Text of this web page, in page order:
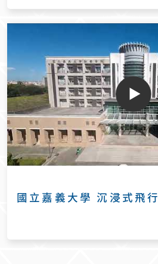
國立嘉義大學 沉浸式飛行